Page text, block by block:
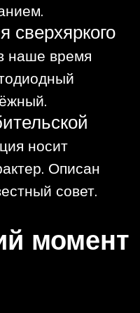
сверхяркого
наше время
носит
Описан
совет.
момент